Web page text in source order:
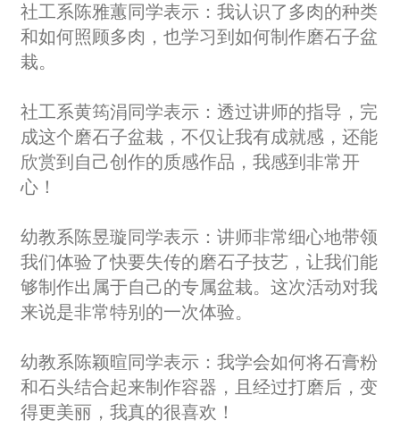
社工系陈雅蕙同学表示：我认识了多肉的种类
和如何照顾多肉，也学习到如何制作磨石子盆
栽。
社工系黄筠涓同学表示：透过讲师的指导，完
成这个磨石子盆栽，不仅让我有成就感，还能
欣赏到自己创作的质感作品，我感到非常开
心！
幼教系陈昱璇同学表示：讲师非常细心地带领
我们体验了快要失传的磨石子技艺，让我们能
够制作出属于自己的专属盆栽。这次活动对我
来说是非常特别的一次体验。
幼教系陈颖暄同学表示：我学会如何将石膏粉
和石头结合起来制作容器，且经过打磨后，变
得更美丽，我真的很喜欢！